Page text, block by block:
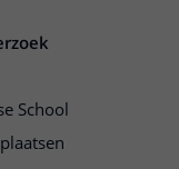
School